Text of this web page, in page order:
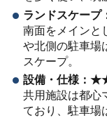
ランドスケ
南面をメインと
や北側の駐車場
スケープ。
設備・仕様
共用施設は都心
ており、駐車場